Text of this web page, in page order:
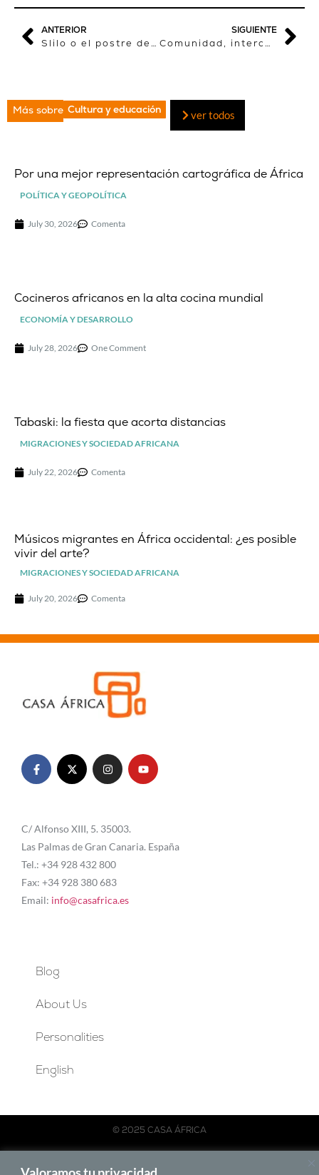
Valoramos tu privacidad
ANTERIOR
Slilo o el postre de las fiestas
SIGUIENTE
Comunidad, interculturalidad, esperanza y mestizaje, temas premiados en Objetivo África
Más sobre Cultura y educación ver todos
Por una mejor representación cartográfica de África
POLÍTICA Y GEOPOLÍTICA
July 30, 2026 Comenta
Cocineros africanos en la alta cocina mundial
ECONOMÍA Y DESARROLLO
July 28, 2026 One Comment
Tabaski: la fiesta que acorta distancias
MIGRACIONES Y SOCIEDAD AFRICANA
July 22, 2026 Comenta
Músicos migrantes en África occidental: ¿es posible
vivir del arte?
MIGRACIONES Y SOCIEDAD AFRICANA
July 20, 2026 Comenta
C/ Alfonso XIII, 5. 35003.
Las Palmas de Gran Canaria. España
Tel.: +34 928 432 800
Fax: +34 928 380 683
Email: info@casafrica.es
Blog
About Us
Personalities
English
© 2025 CASA ÁFRICA